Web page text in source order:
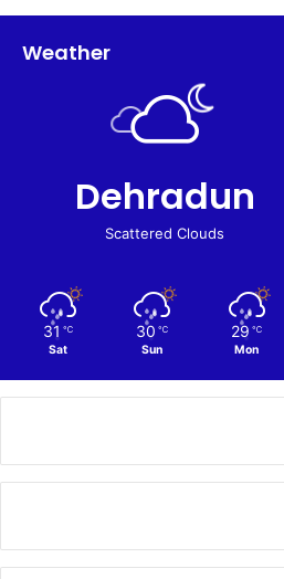
Weather
Dehradun
Scattered Clouds
31 ℃
Sat
30 ℃
Sun
29 ℃
Mon